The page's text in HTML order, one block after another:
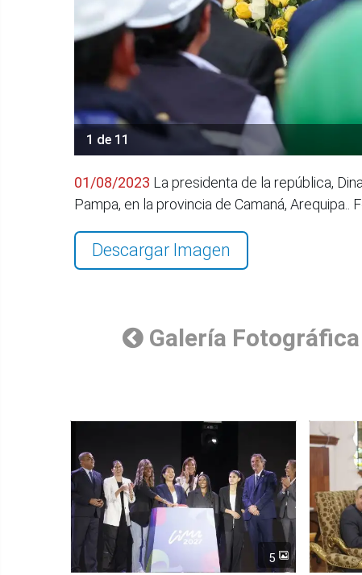
1 de 11
01/08/2023 La presidenta de la república,
Pampa, en la provincia de Camaná,
Descargar Imagen
Galería Fotográfica
5